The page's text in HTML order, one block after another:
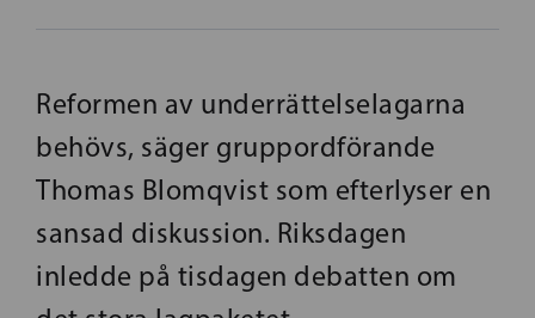
Reformen av underrättelselagarna
behövs, säger gruppordförande
Thomas Blomqvist som efterlyser en
sansad diskussion. Riksdagen
inledde på tisdagen debatten om